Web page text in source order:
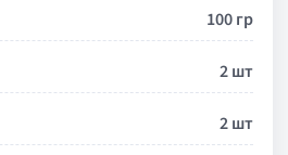
100 гр
2 шт
2 шт